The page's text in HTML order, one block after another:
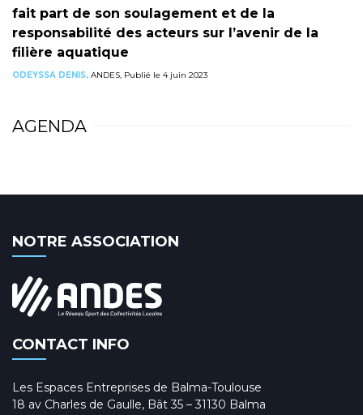
fait part de son soulagement et de la
responsabilité des acteurs sur l’avenir de la
filière aquatique
ODEYSSA DENIS, ANDES, Publié le 4 juin 2023
AGENDA
NOTRE ASSOCIATION
CONTACT INFO
Les Espaces Entreprises de Balma-Toulouse
18 av Charles de Gaulle, Bât 35 – 31130 Balma